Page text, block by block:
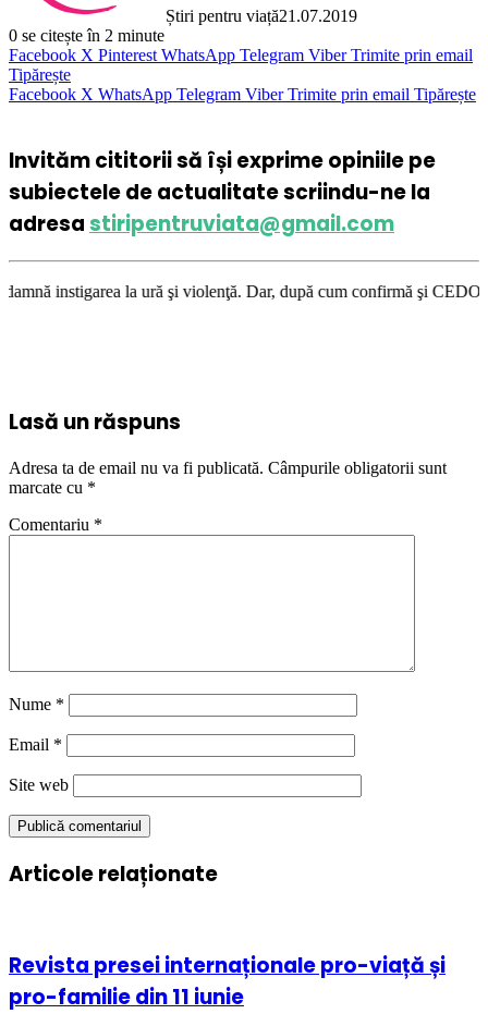
Știri pentru viață21.07.2019
0 se citește în 2 minute
Facebook X Pinterest WhatsApp Telegram Viber Trimite prin email
Tipărește
Facebook X WhatsApp Telegram Viber Trimite prin email Tipărește
Invităm cititorii să își exprime opiniile pe
subiectele de actualitate scriindu-ne la
adresastiripentruviata@gmail.com
la ură şi violenţă. Dar, după cum confirmă şi CEDO în cazul
Lasă un răspuns
Adresa ta de email nu va fi publicată. Câmpurile obligatorii sunt
marcate cu *
Comentariu *
Nume *
Email *
Site web
Articole relaționate
Revista presei internaționale pro-viață și
pro-familie din 11 iunie